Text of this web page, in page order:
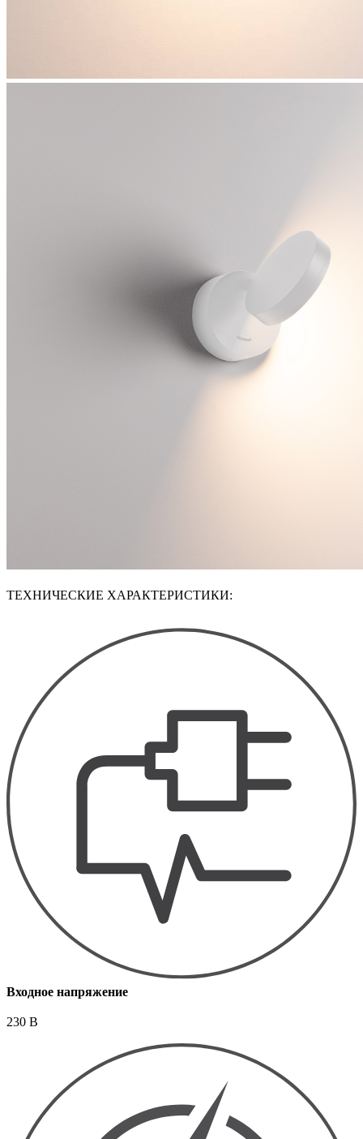
ТЕХНИЧЕСКИЕ ХАРАКТЕРИСТИКИ:
Входное напряжение
230 В